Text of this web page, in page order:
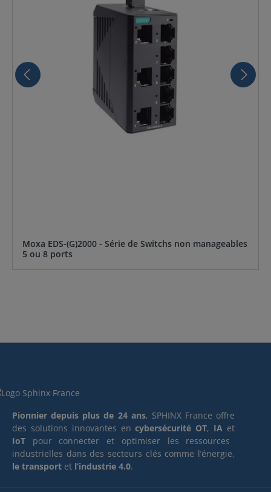
Moxa EDS-(G)2000 - Série de Switchs non manageables
5 ou 8 ports
Pionnier depuis plus de 24 ans, SPHINX France offre
des solutions innovantes encybersécurité OT, IA et
IoT pour connecter et optimiser les ressources
industrielles dans des secteurs clés comme l’énergie,
le transport et l’industrie 4.0.